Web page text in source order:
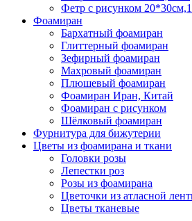
Фетр с рисунком
Фоамиран
Бархатный фоамиран
Глиттерный фоамиран
Зефирный фоамиран
Махровый фоамиран
Плюшевый фоамиран
Фоамиран Иран, Китай
Фоамиран с рисунком
Шёлковый фоамиран
Фурнитура для бижутерии
Цветы из фоамирана и ткани
Головки розы
Лепестки роз
Розы из фоамирана
Цветочки из атласной
Цветы тканевые